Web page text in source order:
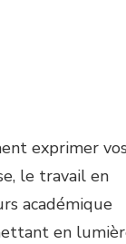
exprimer
le travail en
académique
en